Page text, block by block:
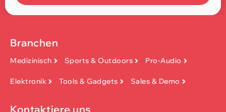
Branchen
Medizinisch Sports & Outdoors Pro-Audio
Elektronik Tools & Gadgets Sales & Demo
Kontaktiere uns